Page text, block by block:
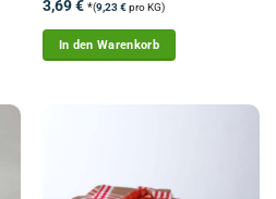
mit 4.72
von 5
3,69€ *(9,23€pro KG)
In den Warenkorb